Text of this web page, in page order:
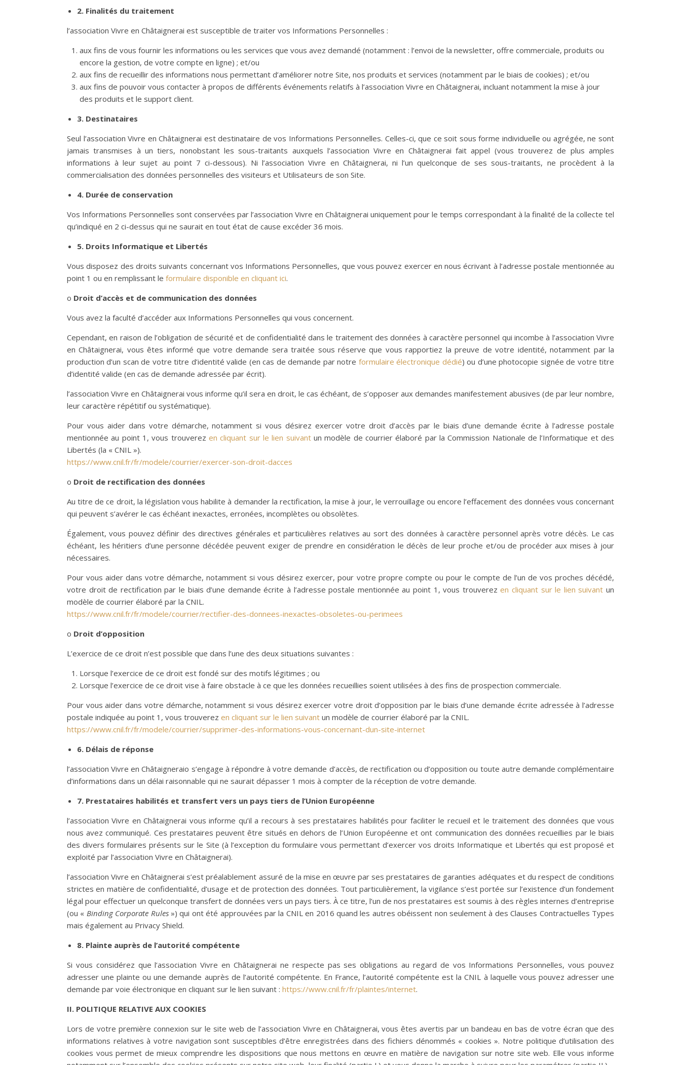
2. Finalités du traitement
l’association Vivre en Châtaignerai est susceptible de traiter vos Informations Personnelles :
aux fins de vous fournir les informations ou les services que vous avez demandé (notamment : l’envoi de la newsletter, offre commerciale, produits ou
encore la gestion, de votre compte en ligne) ; et/ou
aux fins de recueillir des informations nous permettant d’améliorer notre Site, nos produits et services (notamment par le biais de cookies) ; et/ou
aux fins de pouvoir vous contacter à propos de différents événements relatifs à l’association Vivre en Châtaignerai, incluant notamment la mise à jour
des produits et le support client.
3. Destinataires
Seul l’association Vivre en Châtaignerai est destinataire de vos Informations Personnelles. Celles-ci, que ce soit sous forme individuelle ou agrégée, ne sont
jamais transmises à un tiers, nonobstant les sous-traitants auxquels l’association Vivre en Châtaignerai fait appel (vous trouverez de plus amples
informations à leur sujet au point 7 ci-dessous). Ni l’association Vivre en Châtaignerai, ni l’un quelconque de ses sous-traitants, ne procèdent à la
commercialisation des données personnelles des visiteurs et Utilisateurs de son Site.
4. Durée de conservation
Vos Informations Personnelles sont conservées par l’association Vivre en Châtaignerai uniquement pour le temps correspondant à la finalité de la collecte tel
qu’indiqué en 2 ci-dessus qui ne saurait en tout état de cause excéder 36 mois.
5. Droits Informatique et Libertés
Vous disposez des droits suivants concernant vos Informations Personnelles, que vous pouvez exercer en nous écrivant à l’adresse postale mentionnée au
point 1 ou en remplissant le formulaire disponible en cliquant ici.
o Droit d’accès et de communication des données
Vous avez la faculté d’accéder aux Informations Personnelles qui vous concernent.
Cependant, en raison de l’obligation de sécurité et de confidentialité dans le traitement des données à caractère personnel qui incombe à l’association Vivre
en Châtaignerai, vous êtes informé que votre demande sera traitée sous réserve que vous rapportiez la preuve de votre identité, notamment par la
production d’un scan de votre titre d’identité valide (en cas de demande par notre formulaire électronique dédié) ou d’une photocopie signée de votre titre
d’identité valide (en cas de demande adressée par écrit).
l’association Vivre en Châtaignerai vous informe qu’il sera en droit, le cas échéant, de s’opposer aux demandes manifestement abusives (de par leur nombre,
leur caractère répétitif ou systématique).
Pour vous aider dans votre démarche, notamment si vous désirez exercer votre droit d’accès par le biais d’une demande écrite à l’adresse postale
mentionnée au point 1, vous trouverez en cliquant sur le lien suivantun modèle de courrier élaboré par la Commission Nationale de l’Informatique et des
Libertés (la « CNIL »).
https://www.cnil.fr/fr/modele/courrier/exercer-son-droit-dacces
o Droit de rectification des données
Au titre de ce droit, la législation vous habilite à demander la rectification, la mise à jour, le verrouillage ou encore l’effacement des données vous concernant
qui peuvent s’avérer le cas échéant inexactes, erronées, incomplètes ou obsolètes.
Également, vous pouvez définir des directives générales et particulières relatives au sort des données à caractère personnel après votre décès. Le cas
échéant, les héritiers d’une personne décédée peuvent exiger de prendre en considération le décès de leur proche et/ou de procéder aux mises à jour
nécessaires.
Pour vous aider dans votre démarche, notamment si vous désirez exercer, pour votre propre compte ou pour le compte de l’un de vos proches décédé,
votre droit de rectification par le biais d’une demande écrite à l’adresse postale mentionnée au point 1, vous trouverezen cliquant sur le lien suivant un
modèle de courrier élaboré par la CNIL.
https://www.cnil.fr/fr/modele/courrier/rectifier-des-donnees-inexactes-obsoletes-ou-perimees
o Droit d’opposition
L’exercice de ce droit n’est possible que dans l’une des deux situations suivantes :
Lorsque l’exercice de ce droit est fondé sur des motifs légitimes ; ou
Lorsque l’exercice de ce droit vise à faire obstacle à ce que les données recueillies soient utilisées à des fins de prospection commerciale.
Pour vous aider dans votre démarche, notamment si vous désirez exercer votre droit d’opposition par le biais d’une demande écrite adressée à l’adresse
postale indiquée au point 1, vous trouverez en cliquant sur le lien suivant un modèle de courrier élaboré par la CNIL.
https://www.cnil.fr/fr/modele/courrier/supprimer-des-informations-vous-concernant-dun-site-internet
6. Délais de réponse
l’association Vivre en Châtaigneraio s’engage à répondre à votre demande d’accès, de rectification ou d’opposition ou toute autre demande complémentaire
d’informations dans un délai raisonnable qui ne saurait dépasser 1 mois à compter de la réception de votre demande.
7. Prestataires habilités et transfert vers un pays tiers de l’Union Européenne
l’association Vivre en Châtaignerai vous informe qu’il a recours à ses prestataires habilités pour faciliter le recueil et le traitement des données que vous
nous avez communiqué. Ces prestataires peuvent être situés en dehors de l’Union Européenne et ont communication des données recueillies par le biais
des divers formulaires présents sur le Site (à l’exception du formulaire vous permettant d’exercer vos droits Informatique et Libertés qui est proposé et
exploité par l’association Vivre en Châtaignerai).
l’association Vivre en Châtaignerai s’est préalablement assuré de la mise en œuvre par ses prestataires de garanties adéquates et du respect de conditions
strictes en matière de confidentialité, d’usage et de protection des données. Tout particulièrement, la vigilance s’est portée sur l’existence d’un fondement
légal pour effectuer un quelconque transfert de données vers un pays tiers. À ce titre, l’un de nos prestataires est soumis à des règles internes d’entreprise
(ou « Binding Corporate Rules») qui ont été approuvées par la CNIL en 2016 quand les autres obéissent non seulement à des Clauses Contractuelles Types
mais également au Privacy Shield.
8. Plainte auprès de l’autorité compétente
Si vous considérez que l’association Vivre en Châtaignerai ne respecte pas ses obligations au regard de vos Informations Personnelles, vous pouvez
adresser une plainte ou une demande auprès de l’autorité compétente. En France, l’autorité compétente est la CNIL à laquelle vous pouvez adresser une
demande par voie électronique en cliquant sur le lien suivant : https://www.cnil.fr/fr/plaintes/internet.
II. POLITIQUE RELATIVE AUX COOKIES
Lors de votre première connexion sur le site web de l’association Vivre en Châtaignerai, vous êtes avertis par un bandeau en bas de votre écran que des
informations relatives à votre navigation sont susceptibles d’être enregistrées dans des fichiers dénommés « cookies ». Notre politique d’utilisation des
cookies vous permet de mieux comprendre les dispositions que nous mettons en œuvre en matière de navigation sur notre site web. Elle vous informe